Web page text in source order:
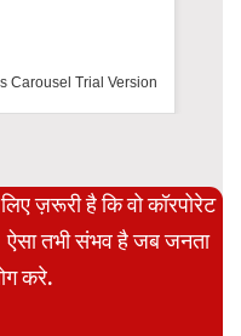
Carousel Trial Version
ज़रूरी है कि वो कॉरपोरेट
तभी संभव है जब जनता
करे.